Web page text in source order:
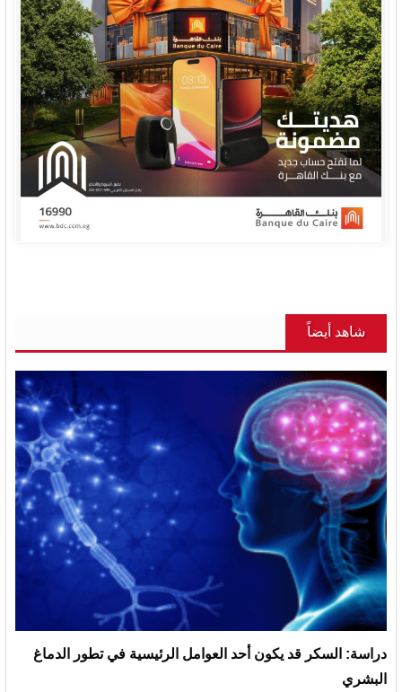
شاهد أيضاً
دراسة: السكر قد يكون أحد العوامل الرئيسية في تطور الدماغ
البشري